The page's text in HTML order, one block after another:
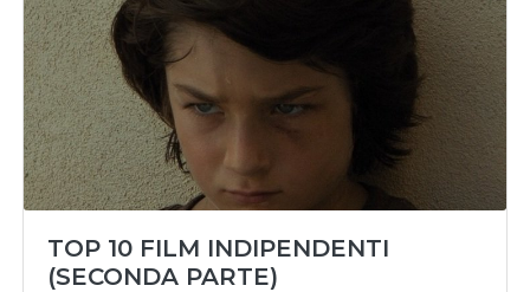
TOP 10 FILM INDIPENDENTI
(SECONDA PARTE)